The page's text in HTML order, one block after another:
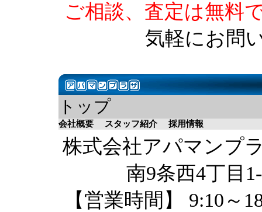
ご相談、査定は無料
気軽にお問
トップ
会社概要 スタッフ紹介 採用情報
株式会社アパマンプ
南9条西4丁目
【営業時間】 9:10～